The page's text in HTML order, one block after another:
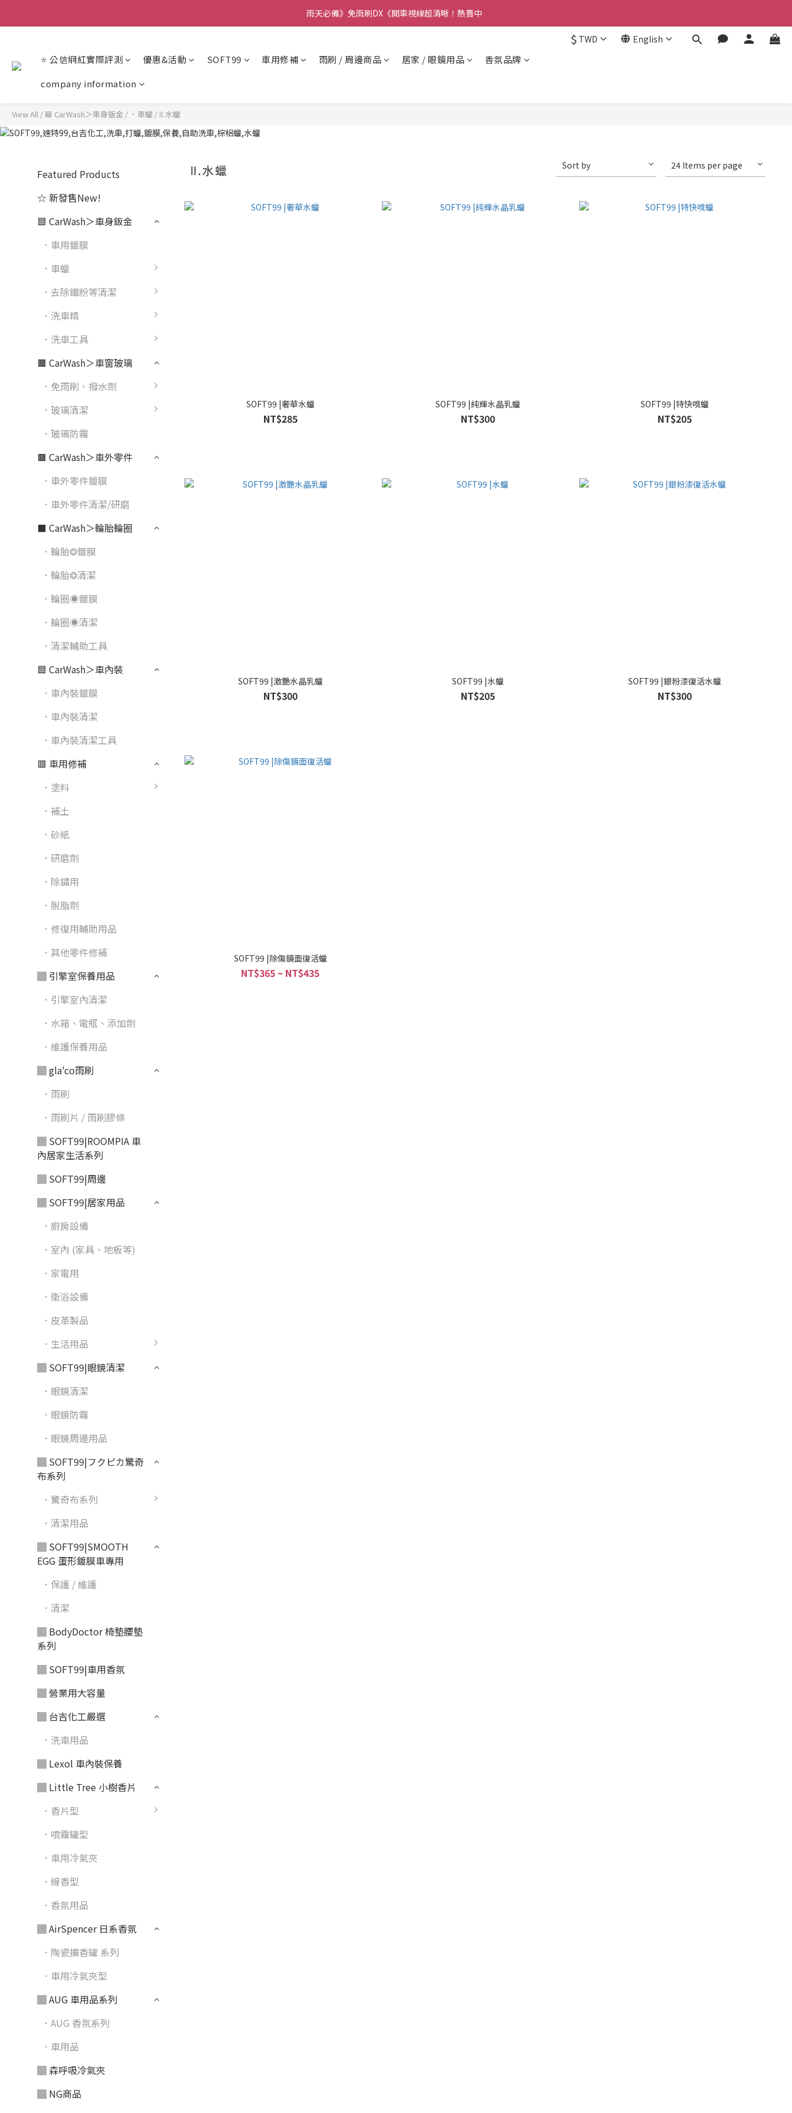
【重要】本公司不會在假日、非上班時段以電話連絡，若有疑慮請聯絡我們確認。
雨天必備》免雨刷DX《開車視線超清晰！熱賣中
$ TWD English
⭐ 公信網紅實際評測 優惠&活動 SOFT99 車用修補 雨刷 / 周邊商品 居家 / 眼鏡用品
香氛品牌
company information
View All / 🟦 CarWash＞車身鈑金 / ．車蠟 / Ⅱ.水蠟
Featured Products
☆ 新發售New!
🟦 CarWash＞車身鈑金
．車用鍍膜
．車蠟
．去除鐵粉等清潔
．洗車精
．洗車工具
🟧 CarWash＞車窗玻璃
．免雨刷、撥水劑
．玻璃清潔
．玻璃防霧
🟫 CarWash＞車外零件
．車外零件鍍膜
．車外零件清潔/研磨
⬛ CarWash＞輪胎輪圈
．輪胎❂鍍膜
．輪胎❂清潔
．輪圈◉鍍膜
．輪圈◉清潔
．清潔輔助工具
🟦 CarWash＞車內裝
．車內裝鍍膜
．車內裝清潔
．車內裝清潔工具
🟥 車用修補
．塗料
．補土
．砂紙
．研磨劑
．除鏽用
．脫脂劑
．修復用輔助用品
．其他零件修補
▓ 引擎室保養用品
．引擎室內清潔
．水箱、電瓶、添加劑
．維護保養用品
▓ gla'co雨刷
．雨刷
．雨刷片 / 雨刷膠條
▓ SOFT99|ROOMPIA 車
內居家生活系列
▓ SOFT99|周邊
▓ SOFT99|居家用品
．廚房設備
．室內 (家具、地板等)
．家電用
．衛浴設備
．皮革製品
．生活用品
▓ SOFT99|眼鏡清潔
．眼鏡清潔
．眼鏡防霧
．眼鏡周邊用品
▓ SOFT99|フクピカ驚奇
布系列
．驚奇布系列
．清潔用品
▓ SOFT99|SMOOTH
EGG 蛋形鍍膜車專用
．保護 / 維護
．清潔
▓ BodyDoctor 椅墊腰墊
系列
▓ SOFT99|車用香氛
▓ 營業用大容量
▓ 台吉化工嚴選
．洗車用品
▓ Lexol 車內裝保養
▓ Little Tree 小樹香片
．香片型
．噴霧罐型
．車用冷氣夾
．線香型
．香氛用品
▓ AirSpencer 日系香氛
．陶瓷擴香罐 系列
．車用冷氣夾型
▓ AUG 車用品系列
．AUG 香氛系列
．車用品
▓ 森呼吸冷氣夾
▓ NG商品
Ⅱ.水蠟 Sort by 24 Items per page
SOFT99 |奢華水蠟
NT$285
SOFT99 |純輝水晶乳蠟
NT$300
SOFT99 |特快噴蠟
NT$205
SOFT99 |激艷水晶乳蠟
NT$300
SOFT99 |水蠟
NT$205
SOFT99 |銀粉漆復活水蠟
NT$300
SOFT99 |除傷鏡面復活蠟
NT$365 ~ NT$435